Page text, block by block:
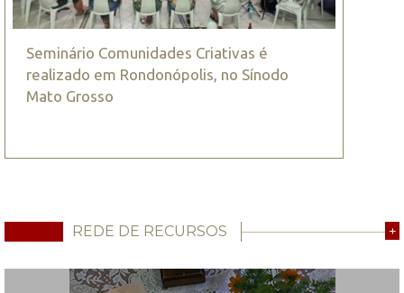
Seminário Comunidades Criativas é
realizado em Rondonópolis, no Sínodo
Mato Grosso
REDE DE RECURSOS +